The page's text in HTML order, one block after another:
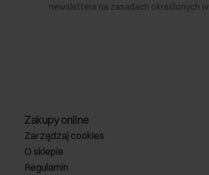
newslettera na zasadach określonych w
Zakupy online
Zarządzaj cookies
O sklepie
Regulamin